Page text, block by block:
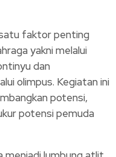
faktor penting
yakni melalui
dan
olimpus. Kegiatan ini
potensi,
potensi pemuda